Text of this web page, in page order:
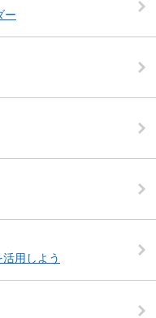
ー
用しよう